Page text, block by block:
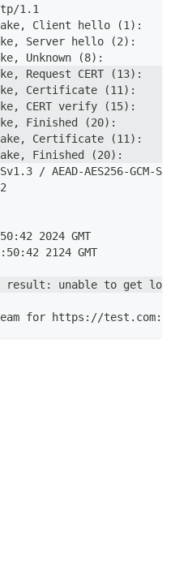
1.1
Client hello (1):
Server hello (2):
Unknown (8):
Request CERT (13):
Certificate (11):
CERT verify (15):
Finished (20):
Certificate (11):
Finished (20):
/ AEAD-AES256-GCM-
2024 GMT
2124 GMT
unable to get
for https://